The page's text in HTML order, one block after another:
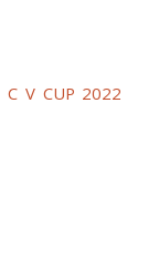
C V CUP 2022